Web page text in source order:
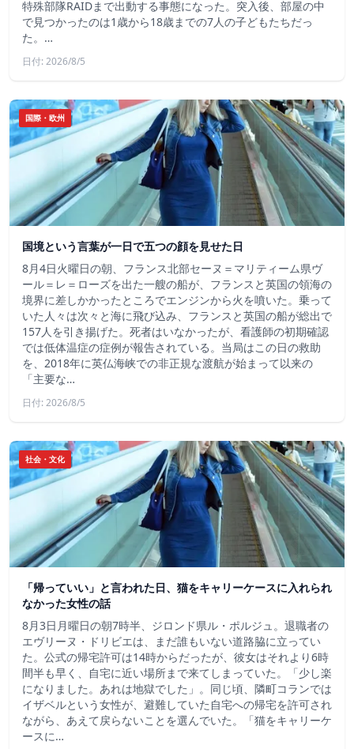
特殊部隊RAIDまで出動する事態になった。突入後、部屋の中
で見つかったのは1歳から18歳までの7人の子どもたちだっ
た。…
日付: 2026/8/5
国際・欧州
国境という言葉が一日で五つの顔を見せた日
8月4日火曜日の朝、フランス北部セーヌ＝マリティーム県ヴ
ール＝レ＝ローズを出た一艘の船が、フランスと英国の領海の
境界に差しかかったところでエンジンから火を噴いた。乗って
いた人々は次々と海に飛び込み、フランスと英国の船が総出で
157人を引き揚げた。死者はいなかったが、看護師の初期確認
では低体温症の症例が報告されている。当局はこの日の救助
を、2018年に英仏海峡での非正規な渡航が始まって以来の
「主要な…
日付: 2026/8/5
社会・文化
「帰っていい」と言われた日、猫をキャリーケースに入れられ
なかった女性の話
8月3日月曜日の朝7時半、ジロンド県ル・ポルジュ。退職者の
エヴリーヌ・ドリビエは、まだ誰もいない道路脇に立ってい
た。公式の帰宅許可は14時からだったが、彼女はそれより6時
間半も早く、自宅に近い場所まで来てしまっていた。「少し楽
になりました。あれは地獄でした」。同じ頃、隣町コランでは
イザベルという女性が、避難していた自宅への帰宅を許可され
ながら、あえて戻らないことを選んでいた。「猫をキャリーケ
ースに…